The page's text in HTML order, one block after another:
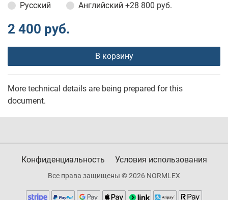
Русский
Английский +28 800 руб.
2 400 руб.
В корзину
More technical details are being prepared for this
document.
Конфиденциальность Условия использования
Все права защищены © 2026 NORMLEX